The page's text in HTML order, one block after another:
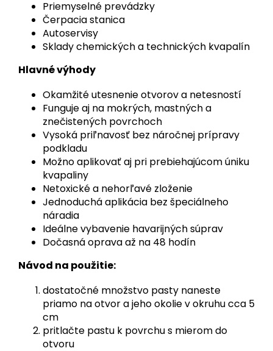
Priemyselné prevádzky
Čerpacia stanica
Autoservisy
Sklady chemických a technických kvapalín
Hlavné výhody
Okamžité utesnenie otvorov a netesností
Funguje aj na mokrých, mastných a
znečistených povrchoch
Vysoká priľnavosť bez náročnej prípravy
podkladu
Možno aplikovať aj pri prebiehajúcom úniku
kvapaliny
Netoxické a nehorľavé zloženie
Jednoduchá aplikácia bez špeciálneho
náradia
Ideálne vybavenie havarijných súprav
Dočasná oprava až na 48 hodín
Návod na použitie:
dostatočné množstvo pasty naneste
priamo na otvor a jeho okolie v okruhu cca 5
cm
pritlačte pastu k povrchu s mierom do
otvoru